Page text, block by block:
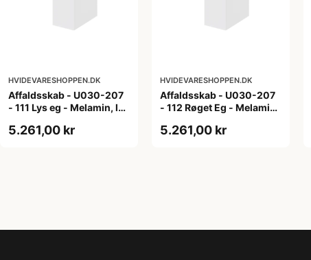
HVIDEVARESHOPPEN.DK
Affaldsskab - U030-207
- 111 Lys eg - Melamin, lys
5.261,00 kr
HVIDEVARESHOPPEN.DK
Affaldsskab - U030-207
- 112 Røget Eg - Melamin,
5.261,00 kr